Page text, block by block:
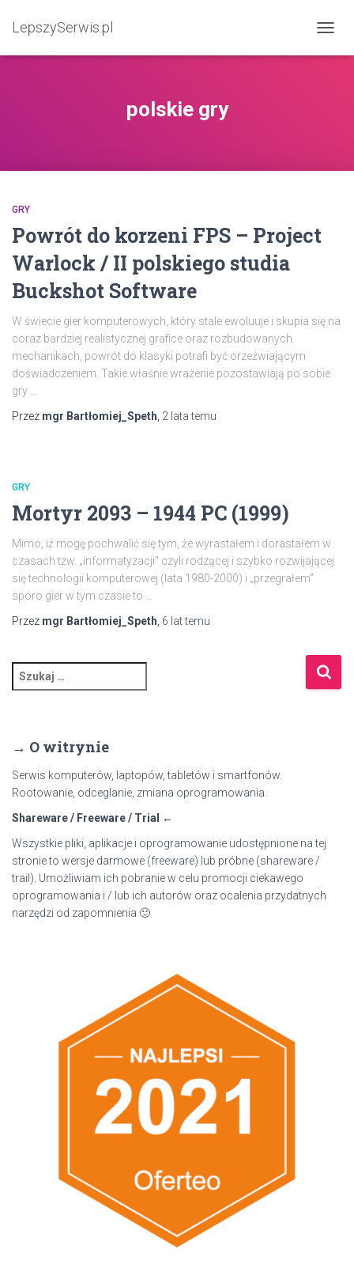
LepszySerwis.pl
polskie gry
GRY
Powrót do korzeni FPS – Project
Warlock / II polskiego studia
Buckshot Software
W świecie gier komputerowych, który stale ewoluuje i skupia się na
coraz bardziej realistycznej grafice oraz rozbudowanych
mechanikach, powrót do klasyki potrafi być orzeźwiającym
doświadczeniem. Takie właśnie wrażenie pozostawiają po sobie
gry …
Przez mgr Bartłomiej_Speth 2 latatemu
GRY
Mortyr 2093 – 1944 PC (1999)
Mimo, iż mogę pochwalić się tym, że wyrastałem i dorastałem w
czasach tzw. „informatyzacji” czyli rodzącej i szybko rozwijającej
się technologii komputerowej (lata 1980-2000) i „przegrałem”
sporo gier w tym czasie to …
Przez mgr Bartłomiej_Speth 6 lattemu
z
:
→ O witrynie
Serwis komputerów, laptopów, tabletów i smartfonów.
Rootowanie, odceglanie, zmiana oprogramowania.
Shareware / Freeware / Trial ←
Wszystkie pliki, aplikacje i oprogramowanie udostępnione na tej
stronie to wersje darmowe (freeware) lub próbne (shareware /
trail). Umożliwiam ich pobranie w celu promocji ciekawego
oprogramowania i / lub ich autorów oraz ocalenia przydatnych
narzędzi od zapomnienia 🙂